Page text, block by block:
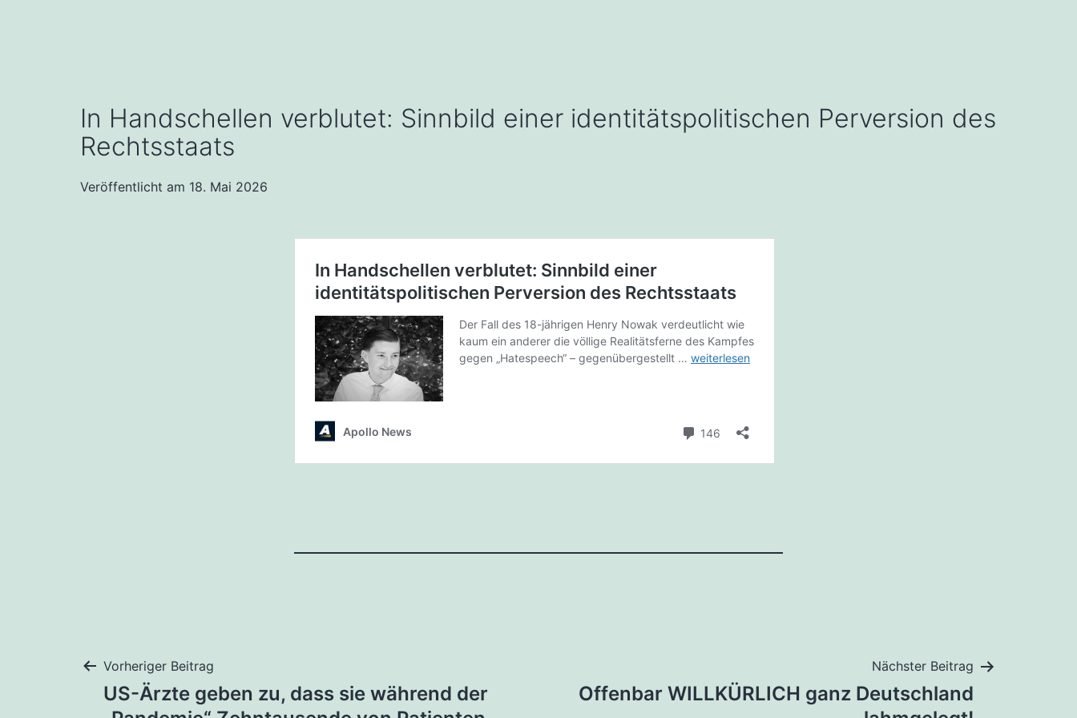
In Handschellen verblutet: Sinnbild einer identitätspolitischen Perversion des
Rechtsstaats
Veröffentlicht am 18. Mai 2026
Beitragsnavigation
Vorheriger Beitrag
US-Ärzte geben zu, dass sie während der
Nächster Beitrag
Offenbar WILLKÜRLICH ganz Deutschland